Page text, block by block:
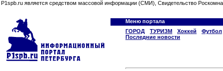
P1spb.ru является средством массовой информации (СМИ), Свидетельство
Меню портала
ГОРОД
ТУРИЗМ Хоккей
Футбол
Последние новости